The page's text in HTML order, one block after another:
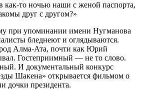
как-то ночью наши с женой паспорта,
друг с другом?»
при упоминании имени Нугманова
бледнеют и оглядываются.
Алма-Ата, почти как Юрий
Гостеприимный — не то слово.
И документальный конкурс
Шакена» открывается фильмом о
дочки президента.